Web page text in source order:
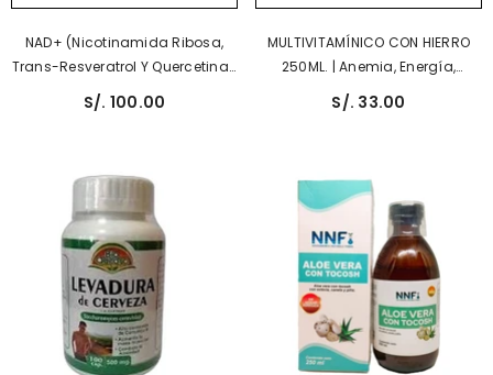
NAD+ (Nicotinamida Ribosa,
Trans-Resveratrol Y Quercetina),
90 Cáps. Vegetales De 500 Mg
S/. 100.00
MULTIVITAMÍNICO CON HIERRO
250ML. | Anemia, Energía,
Sistema Inmune.
S/. 33.00